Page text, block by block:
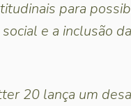
para
e a inclusão
20 lança um